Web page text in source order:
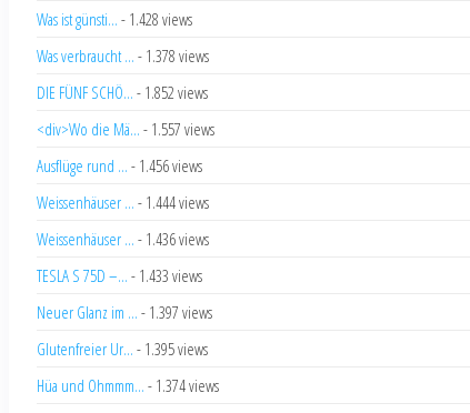
Was ist günsti... - 1.428 views
Was verbraucht ... - 1.378 views
DIE FÜNF SCHÖ... - 1.852 views
<div>Wo die Mä... - 1.557 views
Ausflüge rund ... - 1.456 views
Weissenhäuser ... - 1.444 views
Weissenhäuser ... - 1.436 views
TESLA S 75D –... - 1.433 views
Neuer Glanz im ... - 1.397 views
Glutenfreier Ur... - 1.395 views
Hüa und Ohmmm... - 1.374 views